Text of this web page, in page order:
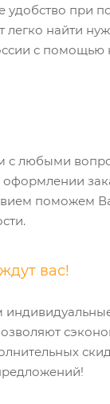
при
легко найти
с помощью
любыми
поможем
вас!